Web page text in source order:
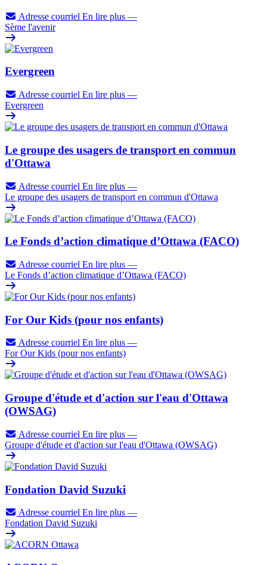
Adresse courriel En lire plus —
Sème l'avenir
Evergreen
Adresse courriel En lire plus —
Evergreen
Le groupe des usagers de transport en commun
d'Ottawa
Adresse courriel En lire plus —
Le groupe des usagers de transport en commun d'Ottawa
Le Fonds d’action climatique d’Ottawa (FACO)
Adresse courriel En lire plus —
Le Fonds d’action climatique d’Ottawa (FACO)
For Our Kids (pour nos enfants)
Adresse courriel En lire plus —
For Our Kids (pour nos enfants)
Groupe d'étude et d'action sur l'eau d'Ottawa
(OWSAG)
Adresse courriel En lire plus —
Groupe d'étude et d'action sur l'eau d'Ottawa (OWSAG)
Fondation David Suzuki
Adresse courriel En lire plus —
Fondation David Suzuki